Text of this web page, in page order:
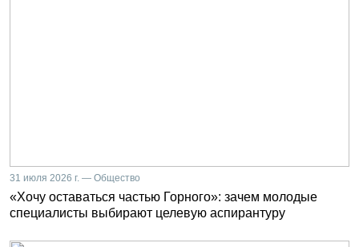
31 июля 2026 г. — Общество
«Хочу оставаться частью Горного»: зачем молодые
специалисты выбирают целевую аспирантуру